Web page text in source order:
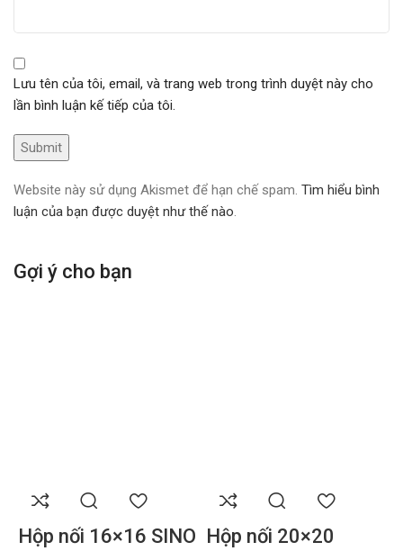
Lưu tên của tôi, email, và trang web trong trình duyệt này cho
lần bình luận kế tiếp của tôi.
Website này sử dụng Akismet để hạn chế spam. Tìm hiểu bình
luận của bạn được duyệt như thế nào.
Gợi ý cho bạn
Hộp nối 16×16 SINO Hộp nối 20×20